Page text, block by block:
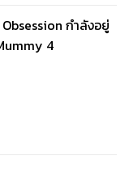
กำลังอยู่
4